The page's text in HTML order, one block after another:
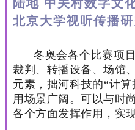
陆地 中关村数字文
北京大学视听传播
冬奥会各个比赛项
裁判、转播设备、场馆
元素，拙河科技的“计
用场景广阔。可以与时
各个方面发挥作用，实